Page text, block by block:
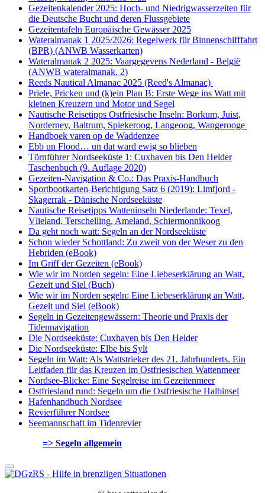
Gezeitenkalender 2025: Hoch- und Niedrigwasserzeiten für
die Deutsche Bucht und deren Flussgebiete
Gezeitentafeln Europäische Gewässer 2025
Wateralmanak 1 2025/2026: Regelwerk für Binnenschifffahrt
(BPR) (ANWB Wasserkarten)
Wateralmanak 2 2025: Vaargegevens Nederland - België
(ANWB wateralmanak, 2)
Reeds Nautical Almanac 2025 (Reed's Almanac)
Priele, Pricken und (k)ein Plan B: Erste Wege ins Watt mit
kleinen Kreuzern und Motor und Segel
Nautische Reisetipps Ostfriesische Inseln: Borkum, Juist,
Norderney, Baltrum, Spiekeroog, Langeoog, Wangerooge
Handboek varen op de Waddenzee
Ebb un Flood… un dat ward ewig so blieben
Törnführer Nordseeküste 1: Cuxhaven bis Den Helder
Taschenbuch (9. Auflage 2020)
Gezeiten-Navigation & Co.: Das Praxis-Handbuch
Sportbootkarten-Berichtigung Satz 6 (2019): Limfjord -
Skagerrak - Dänische Nordseeküste
Nautische Reisetipps Watteninseln Niederlande: Texel,
Vlieland, Terschelling, Ameland, Schiermonnikoog
Da geht noch watt: Segeln an der Nordseeküste
Schon wieder Schottland: Zu zweit von der Weser zu den
Hebriden (eBook)
Im Griff der Gezeiten (eBook)
Wie wir im Norden segeln: Eine Liebeserklärung an Watt,
Gezeit und Siel (Buch)
Wie wir im Norden segeln: Eine Liebeserklärung an Watt,
Gezeit und Siel (eBook)
Segeln in Gezeitengewässern: Theorie und Praxis der
Tidennavigation
Die Nordseeküste: Cuxhaven bis Den Helder
Die Nordseeküste: Elbe bis Sylt
Segeln im Watt: Als Wattstrieker des 21. Jahrhunderts. Ein
Leitfaden für das Kreuzen im Ostfriesischen Wattenmeer
Nordsee-Blicke: Eine Segelreise im Gezeitenmeer
Ostfriesland rund: Segeln um die Ostfriesische Halbinsel
Hafenhandbuch Nordsee
Revierführer Nordsee
Seemannschaft im Tidenrevier
=> Segeln allgemein